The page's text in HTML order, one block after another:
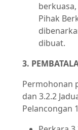
Pihak
dibuat.
3.
Permohonan
dan 3.2.2
Pelancongan